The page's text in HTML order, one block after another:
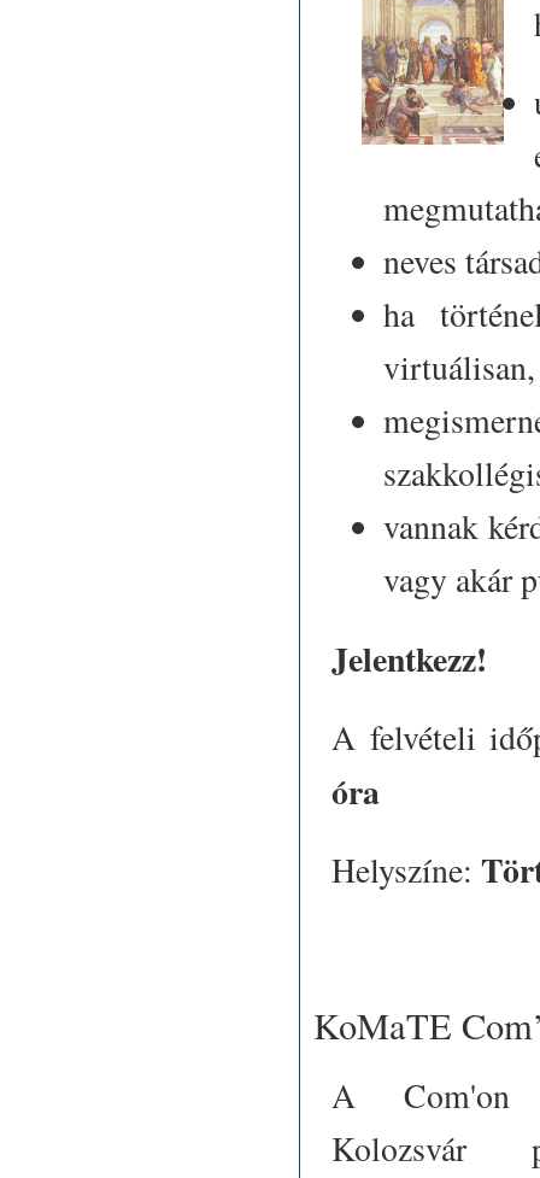
neves
ha
virtuálisan,
vannak
vagy akár
Jelentkezz!
A felvételi
óra
Helyszíne:
KoMaTE
A Com'on
Kolozsvár